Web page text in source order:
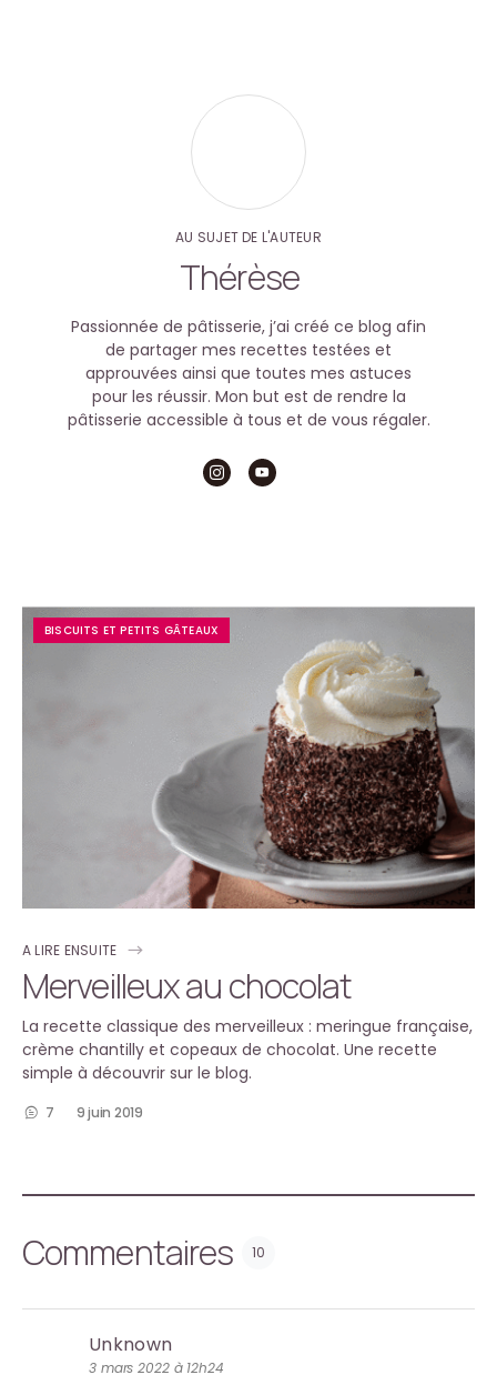
AU SUJET DE L'AUTEUR
Thérèse
Passionnée de pâtisserie, j’ai créé ce blog afin
de partager mes recettes testées et
approuvées ainsi que toutes mes astuces
pour les réussir. Mon but est de rendre la
pâtisserie accessible à tous et de vous régaler.
BISCUITS ET PETITS GÂTEAUX
A LIRE ENSUITE
Merveilleux au chocolat
La recette classique des merveilleux : meringue française,
crème chantilly et copeaux de chocolat. Une recette
simple à découvrir sur le blog.
7 9 juin 2019
Commentaires 10
Unknown
3 mars 2022 à 12h24